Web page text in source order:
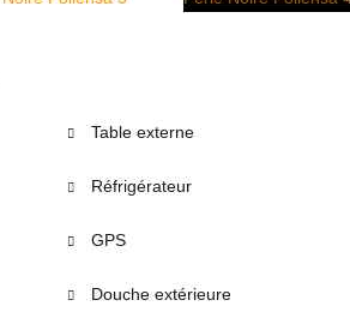
Table externe
Réfrigérateur
GPS
Douche extérieure